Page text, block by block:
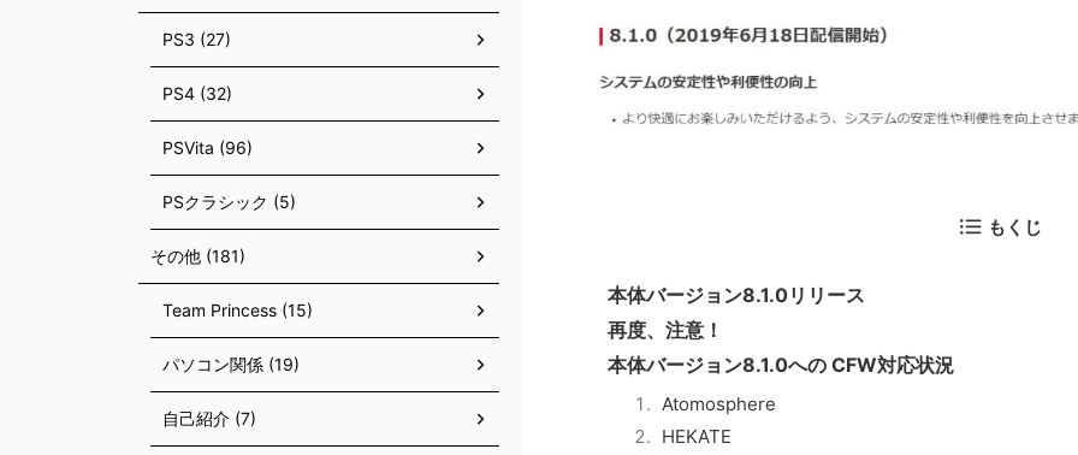
もくじ
本体バージョン8.1.0リリース
再度、注意！
本体バージョン8.1.0への CFW対応状況
Atomosphere
HEKATE
PS3 (27)
PS4 (32)
PSVita (96)
PSクラシック (5)
その他 (181)
Team Princess (15)
パソコン関係 (19)
自己紹介 (7)